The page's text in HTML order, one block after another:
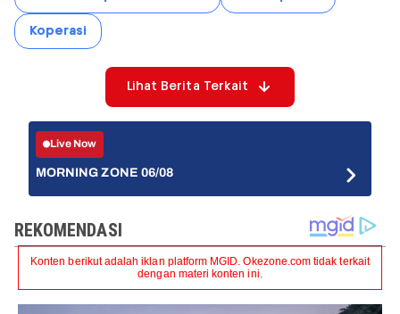
Koperasi
Lihat Berita Terkait
Live Now
MORNING ZONE 06/08